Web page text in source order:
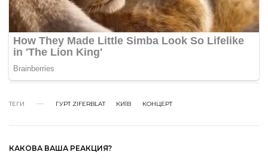
ТЕГИ ГУРТ ZIFERBLAT КИЇВ КОНЦЕРТ
КАКОВА ВАША РЕАКЦИЯ?